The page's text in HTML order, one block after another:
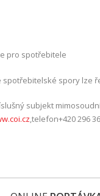
pro spotřebitele
spotřebitelské spory lze
subjekt
,telefon+420 296